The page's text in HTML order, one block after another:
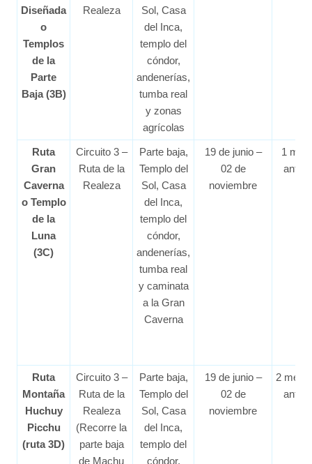
Diseñada
o
Templos
de la
Parte
Baja (3B)
Realeza
Sol, Casa
del Inca,
templo del
cóndor,
andenerías,
tumba real
y zonas
agrícolas
Ruta
Gran
Caverna
o Templo
de la
Luna
(3C)
Circuito 3 –
Ruta de la
Realeza
Parte baja,
Templo del
Sol, Casa
del Inca,
templo del
cóndor,
andenerías,
tumba real
y caminata
a la Gran
Caverna
19 de junio –
02 de
noviembre
1 mes
antes
Ruta
Montaña
Huchuy
Picchu
(ruta 3D)
Circuito 3 –
Ruta de la
Realeza
(Recorre la
parte baja
de Machu
Parte baja,
Templo del
Sol, Casa
del Inca,
templo del
cóndor,
19 de junio –
02 de
noviembre
2
antes